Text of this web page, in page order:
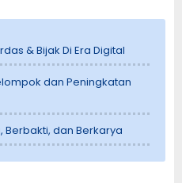
& Bijak Di Era Digital
dan Peningkatan
Berbakti, dan Berkarya